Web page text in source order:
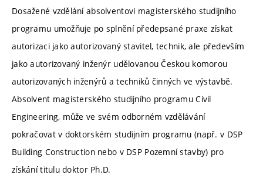
Dosažené vzdělání absolventovi magisterského studijního
programu umožňuje po splnění předepsané praxe získat
autorizaci jako autorizovaný stavitel, technik, ale především
jako autorizovaný inženýr udělovanou Českou komorou
autorizovaných inženýrů a techniků činných ve výstavbě.
Absolvent magisterského studijního programu Civil
Engineering, může ve svém odborném vzdělávání
pokračovat v doktorském studijním programu (např. v DSP
Building Construction nebo v DSP Pozemní stavby) pro
získání titulu doktor Ph.D.